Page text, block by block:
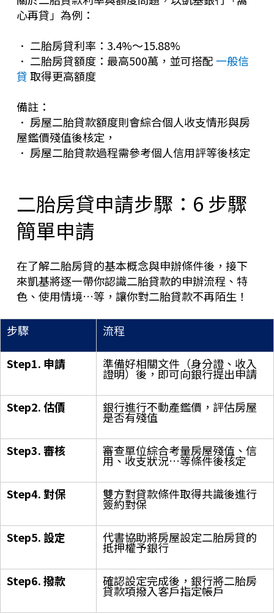
心再貸」為例：
． 二胎房貸利率：3.4%～15.88%
． 二胎房貸額度：最高500萬，並可搭配一般信
貸取得更高額度
備註：
． 房屋二胎貸款額度則會綜合個人收支情形與房
屋鑑價殘值後核定，
． 房屋二胎貸款過程需參考個人信用評等後核定
二胎房貸申請步驟：6 步驟
簡單申請
在了解二胎房貸的基本概念與申辦條件後，接下
來凱基將逐一帶你認識二胎貸款的申辦流程、特
色、使用情境…等，讓你對二胎貸款不再陌生！
步驟 流程
Step1. 申請 準備好相關文件（身分證、收入
證明）後，即可向銀行提出申請
Step2.估價 銀行進行不動產鑑價，評估房屋
是否有殘值
Step3.審核 審查單位綜合考量房屋殘值、信
用、收支狀況…等條件後核定
Step4.對保 雙方對貸款條件取得共識後進行
簽約對保
Step5. 設定 代書協助將房屋設定二胎房貸的
抵押權予銀行
Step6.撥款 確認設定完成後，銀行將二胎房
貸款項撥入客戶指定帳戶